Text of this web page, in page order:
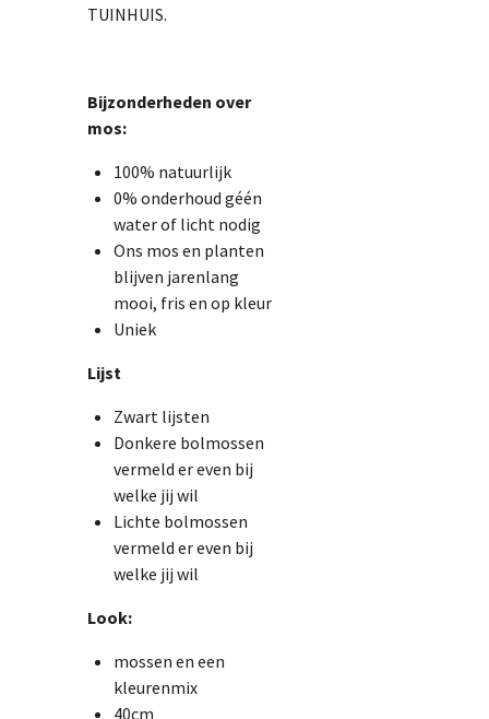
TUINHUIS.
Bijzonderheden over
mos:
100% natuurlijk
0% onderhoud géén
water of licht nodig
Ons mos en planten
blijven jarenlang
mooi, fris en op kleur
Uniek
Lijst
Zwart lijsten
Donkere bolmossen
vermeld er even bij
welke jij wil
Lichte bolmossen
vermeld er even bij
welke jij wil
Look:
mossen en een
kleurenmix
40cm